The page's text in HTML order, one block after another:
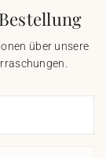
über unsere